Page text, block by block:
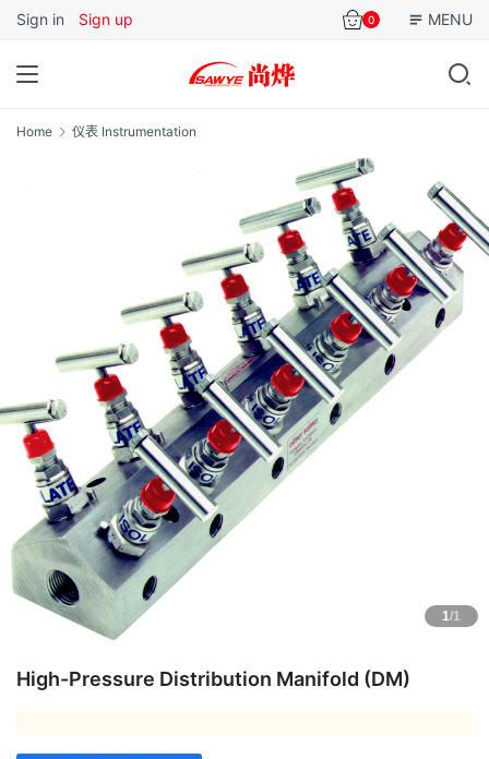
Sign in Sign up 0 MENU
Home 仪表 Instrumentation
1/1
High-Pressure Distribution Manifold (DM)